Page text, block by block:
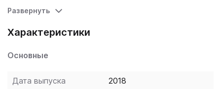
collection of one hundred postcards features the
book covers to picture letters and watercolours to
of Beatrix Potter's unique talent. The postcards include
23 tales. Perfect for sending, framing or simply adding
Развернуть
Характеристики
Основные
Дата выпуска 2018